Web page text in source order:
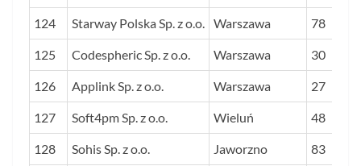
124 Starway Polska Sp. z o.o. Warszawa 78
125 Codespheric Sp. z o.o. Warszawa 30
126 Applink Sp. z o.o. Warszawa 27
127 Soft4pm Sp. z o.o. Wieluń 48
128 Sohis Sp. z o.o. Jaworzno 83